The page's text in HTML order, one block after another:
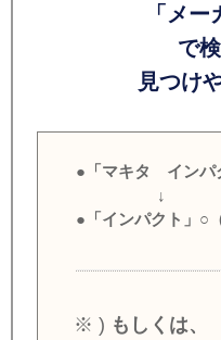
「メー
で
見つけや
●「マキタ インパ
↓
●「インパクト」○
※ ) もしくは、